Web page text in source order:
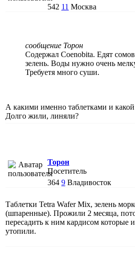
542 11 Москва
сообщение Торон
Содержал Coenobita. Едят
зелень. Воды нужно очень
Требуетя много суши.
А какими именно таблетками и
Долго жили, линяли?
Торон
Посетитель
364 9 Владивосток
Таблетки Tetra Wafer Mix, зелень
(шпаренные). Прожили 2 месяца,
пересадить к ним кардисом которые
утопили.